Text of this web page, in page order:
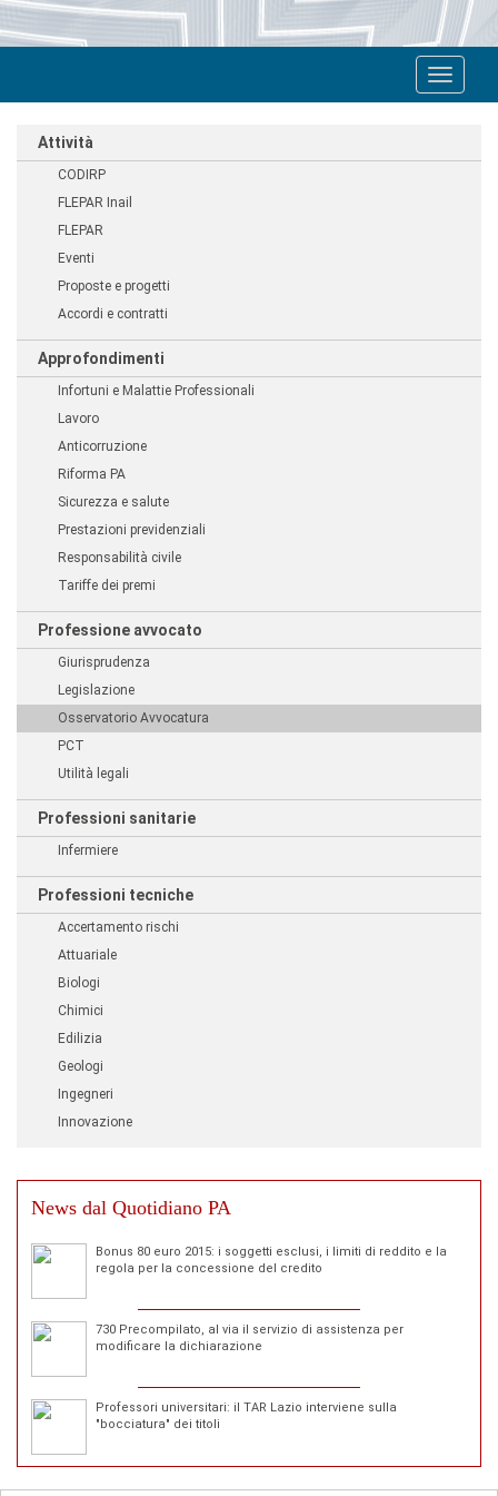
Toggle
Attività
CODIRP
FLEPAR Inail
FLEPAR
Eventi
Proposte e progetti
Accordi e contratti
Approfondimenti
Infortuni e Malattie Professionali
Lavoro
Anticorruzione
Riforma PA
Sicurezza e salute
Prestazioni previdenziali
Responsabilità civile
Tariffe dei premi
Professione avvocato
Giurisprudenza
Legislazione
Osservatorio Avvocatura
PCT
Utilità legali
Professioni sanitarie
Infermiere
Professioni tecniche
Accertamento rischi
Attuariale
Biologi
Chimici
Edilizia
Geologi
Ingegneri
Innovazione
News dal Quotidiano PA
Bonus 80 euro 2015: i soggetti esclusi, i limiti di reddito e la
regola per la concessione del credito
730 Precompilato, al via il servizio di assistenza per
modificare la dichiarazione
Professori universitari: il TAR Lazio interviene sulla
"bocciatura" dei titoli